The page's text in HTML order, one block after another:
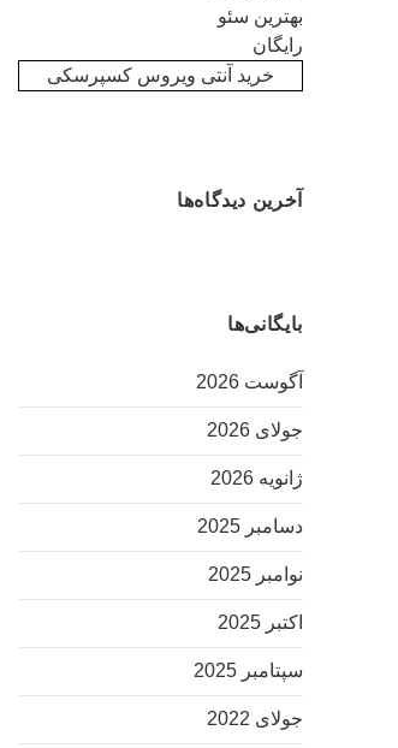
بهترین سئو
رایگان
خرید آنتی ویروس کسپرسکی
آخرین دیدگاه‌ها
بایگانی‌ها
آگوست 2026
جولای 2026
ژانویه 2026
دسامبر 2025
نوامبر 2025
اکتبر 2025
سپتامبر 2025
جولای 2022